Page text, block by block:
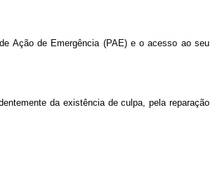
Ação de Emergência (PAE) e o acesso ao seu
da existência de culpa, pela reparação